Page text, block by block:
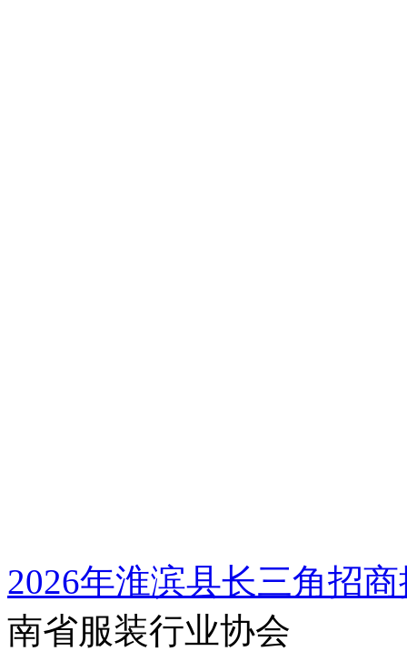
2026年淮滨县长三角招
南省服装行业协会